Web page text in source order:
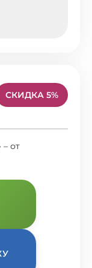
СКИДКА 5%
от